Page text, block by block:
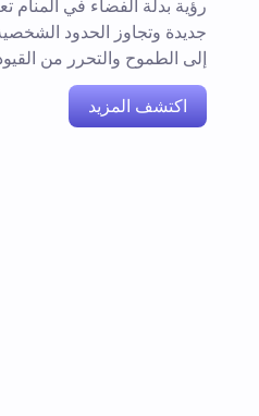
رؤية بدلة الفضاء في
جديدة وتجاوز الحدود
إلى الطموح والتحرر من
اكتشف المزيد